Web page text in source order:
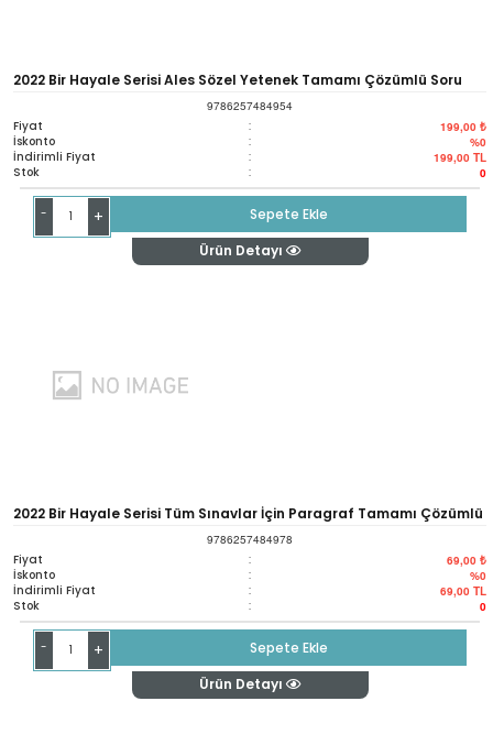
2022 Bir Hayale Serisi Ales Sözel Yetenek Tamamı Çözümlü Soru
Bankası
9786257484954
Fiyat : 199,00 ₺
İskonto : %0
İndirimli Fiyat : 199,00 TL
Stok : 0
- +
Sepete Ekle
Ürün Detayı
2022 Bir Hayale Serisi Tüm Sınavlar İçin Paragraf Tamamı Çözümlü
Soru Bankası
9786257484978
Fiyat : 69,00 ₺
İskonto : %0
İndirimli Fiyat : 69,00 TL
Stok : 0
- +
Sepete Ekle
Ürün Detayı